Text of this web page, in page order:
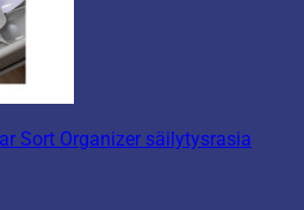
Sort Organizer säilytysrasia